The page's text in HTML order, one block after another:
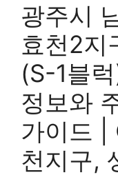
광주시
효천2지
(S-1블
정보와
가이드 |
천지구,